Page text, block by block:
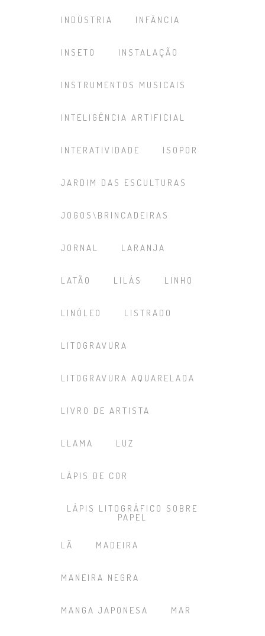
INDÚSTRIA INFÂNCIA
INSETO INSTALAÇÃO
INSTRUMENTOS MUSICAIS
INTELIGÊNCIA ARTIFICIAL
INTERATIVIDADE ISOPOR
JARDIM DAS ESCULTURAS
JOGOS\BRINCADEIRAS
JORNAL LARANJA
LATÃO LILÁS LINHO
LINÓLEO LISTRADO
LITOGRAVURA
LITOGRAVURA AQUARELADA
LIVRO DE ARTISTA
LLAMA LUZ
LÁPIS DE COR
LÁPIS LITOGRÁFICO SOBRE
PAPEL
LÃ MADEIRA
MANEIRA NEGRA
MANGA JAPONESA MAR